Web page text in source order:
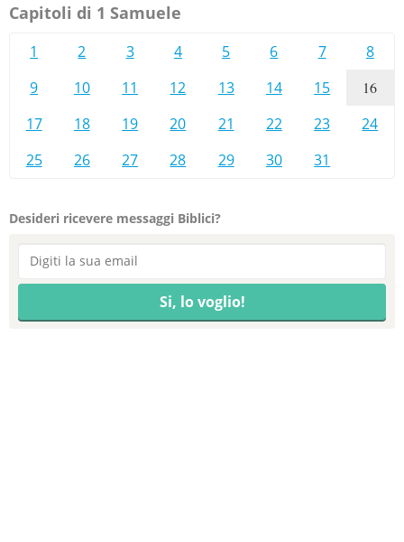
Capitoli di 1 Samuele
1 2 3 4 5 6 7
8
9
10 11 12 13 14 15 16
17 18 19 20 21 22 23
24
25
26 27 28 29 30 31
Desideri ricevere messaggi Biblici?